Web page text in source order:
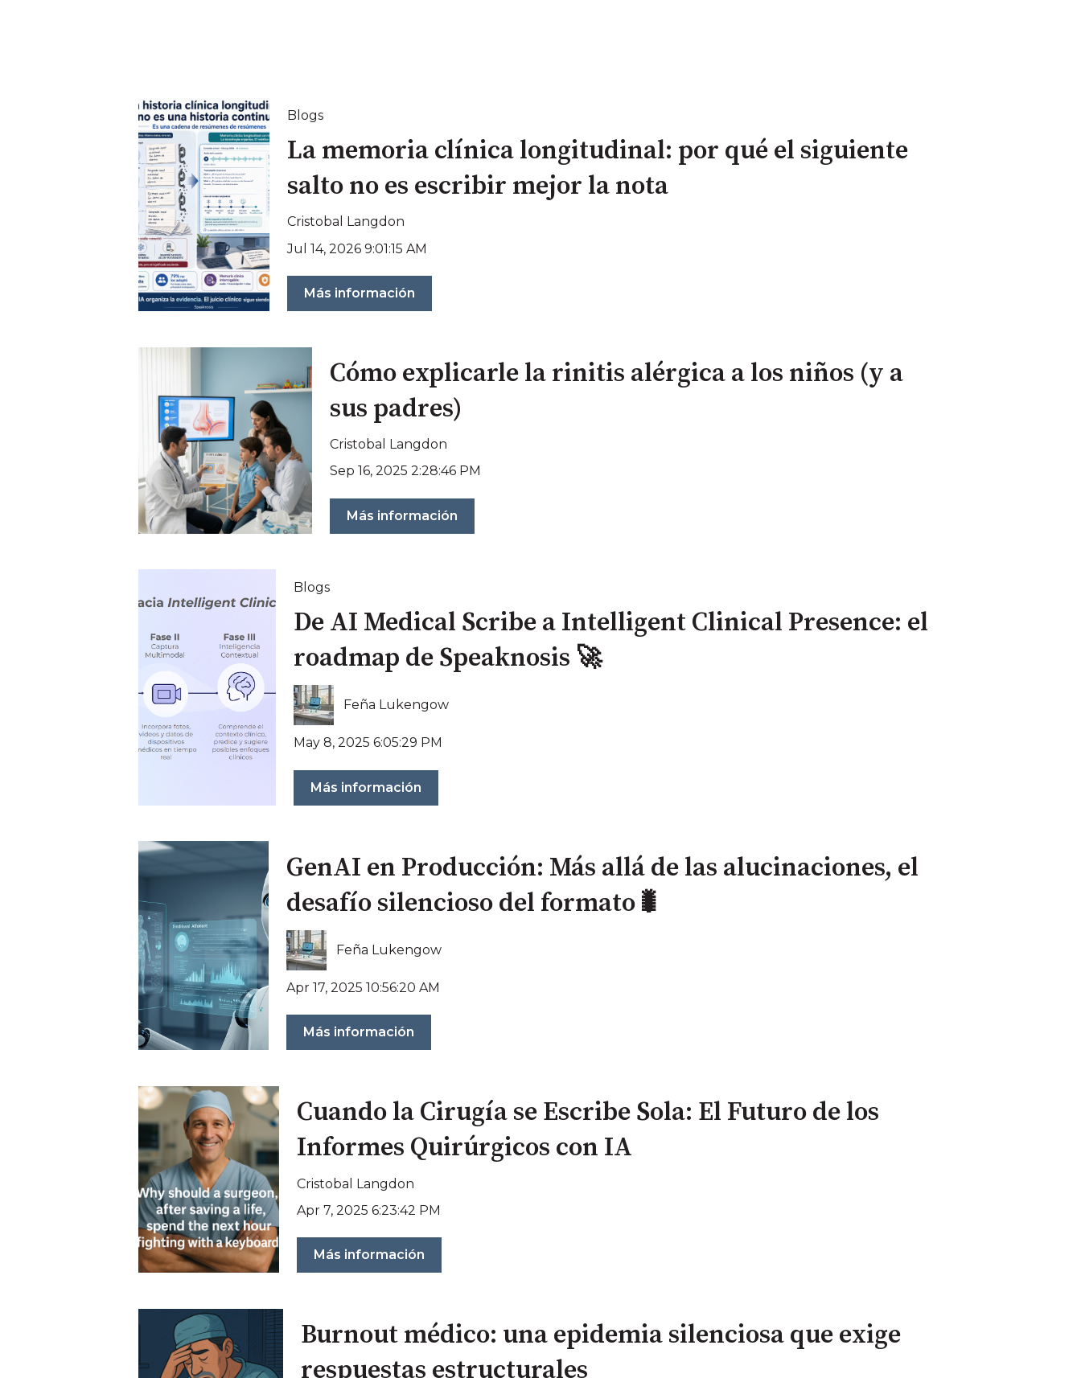
Blogs
La memoria clínica longitudinal: por qué el siguiente
salto no es escribir mejor la nota
Cristobal Langdon
Jul 14, 2026 9:01:15 AM
Más información
Cómo explicarle la rinitis alérgica a los niños (y a
sus padres)
Cristobal Langdon
Sep 16, 2025 2:28:46 PM
Más información
Blogs
De AI Medical Scribe a Intelligent Clinical Presence: el
roadmap de Speaknosis 🚀
Feña Lukengow
May 8, 2025 6:05:29 PM
Más información
GenAI en Producción: Más allá de las alucinaciones, el
desafío silencioso del formato🐛
Feña Lukengow
Apr 17, 2025 10:56:20 AM
Más información
Cuando la Cirugía se Escribe Sola: El Futuro de los
Informes Quirúrgicos con IA
Cristobal Langdon
Apr 7, 2025 6:23:42 PM
Más información
Burnout médico: una epidemia silenciosa que exige
respuestas estructurales